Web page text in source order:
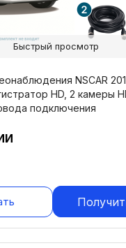
NSCAR
HD, 2 камеры
подключения
Быстрый просмотр